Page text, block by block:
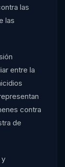
las
las
entre la
contra
de
y